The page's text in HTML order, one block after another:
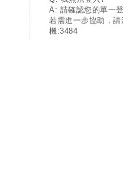
A: 請確認您的單一
若需進一步協助，
機:3484